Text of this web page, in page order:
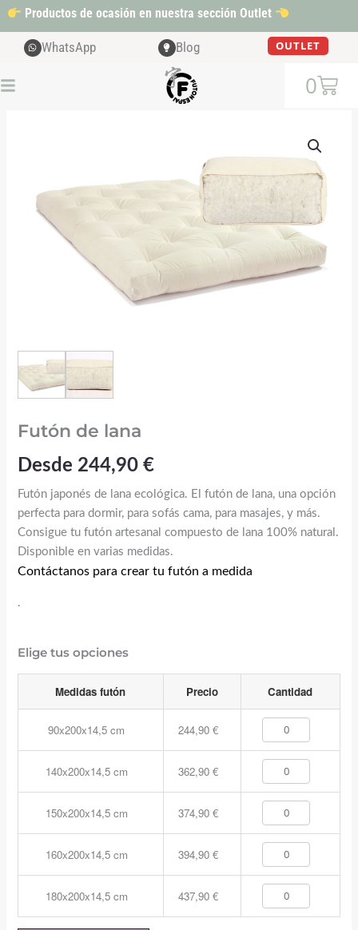
al
contenido
Productos de ocasión en nuestra sección Outlet
WhatsApp Blog OUTLET
0
Cart
Futón de lana
Desde 244,90 €
Futón japonés de lana ecológica. El futón de lana, una opción
perfecta para dormir, para sofás cama, para masajes, y más.
Consigue tu futón artesanal compuesto de lana 100% natural.
Disponible en varias medidas.
Contáctanos para crear tu futón a medida
.
Elige tus opciones
Medidas futón Precio Cantidad
90x200x14,5 cm 244,90 €
140x200x14,5 cm 362,90 €
150x200x14,5 cm 374,90 €
160x200x14,5 cm 394,90 €
180x200x14,5 cm 437,90 €